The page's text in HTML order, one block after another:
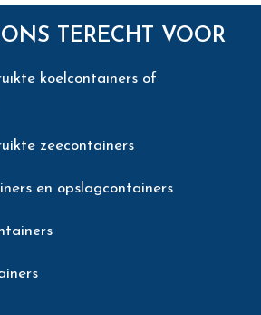
TERECHT VOOR
koelcontainers of
zeecontainers
en opslagcontainers